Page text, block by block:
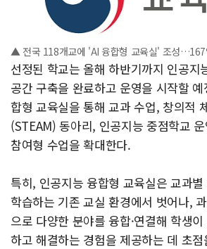
▲ 전국 118개교에 'AI 융합형 교육실' 조성…167
선정된 학교는 올해 하반기까지 인공지
공간 구축을 완료하고 운영을 시작할
합형 교육실을 통해 교과 수업, 창의적
(STEAM) 동아리, 인공지능 중점학교
참여형 수업을 확대한다.
특히, 인공지능 융합형 교육실은 교과
학습하는 기존 교실 환경에서 벗어나,
으로 다양한 분야를 융합·연결해 학생
하고 해결하는 경험을 제공하는 데 초